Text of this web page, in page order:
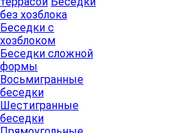
без хозблока
Беседки с
хозблоком
Беседки сложной
формы
Восьмигранные
беседки
Шестигранные
беседки